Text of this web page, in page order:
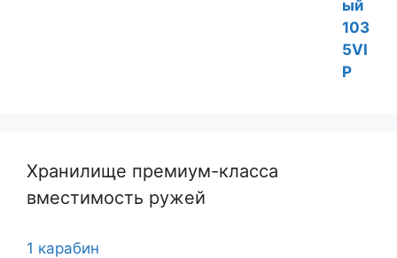
Хранилище премиум-класса
вместимость ружей
1 карабин